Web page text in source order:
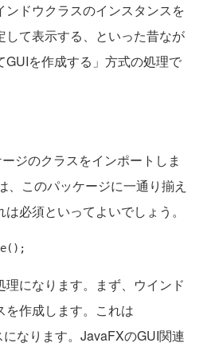
ンドウクラスのインスタンスを
して表示する、といった昔なが
GUIを作成する」方式の処理で
ジのクラスをインポートしま
、このパッケージに一通り揃え
必須といってよいでしょう。
になります。まず、ウインド
を作成します。これは
になります。JavaFXのGUI関連